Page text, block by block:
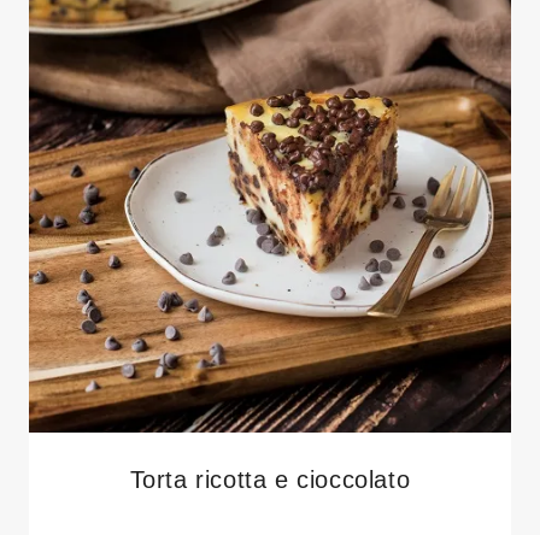
Torta ricotta e cioccolato